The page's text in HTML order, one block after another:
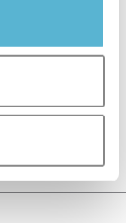
product..